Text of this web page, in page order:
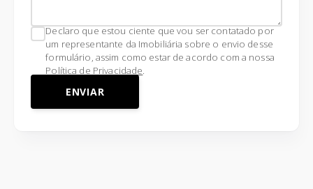
Declaro que estou ciente que vou ser contatado por
um representante da Imobiliária sobre o envio desse
formulário, assim como estar de acordo com a nossa
Política de Privacidade.
ENVIAR